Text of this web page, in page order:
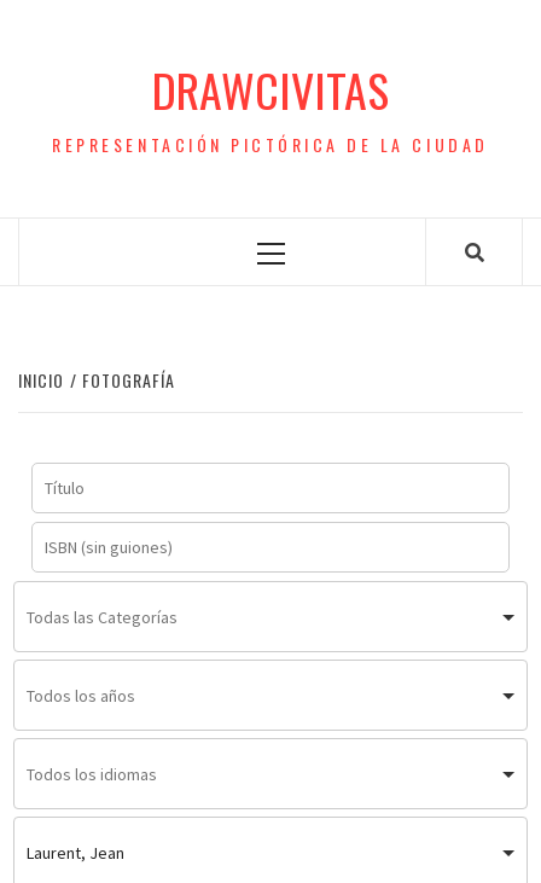
DRAWCIVITAS
REPRESENTACIÓN PICTÓRICA DE LA CIUDAD
Menú
INICIO FOTOGRAFÍA
Laurent, Jean